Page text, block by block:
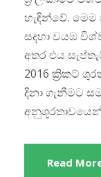
හැඳින්වේ. මෙම
සදහා වයඹ
අතර එය
2016 ක්‍රිකට්
දිනා ගැනීමට
අනුශූරතාවයෙන්
Read